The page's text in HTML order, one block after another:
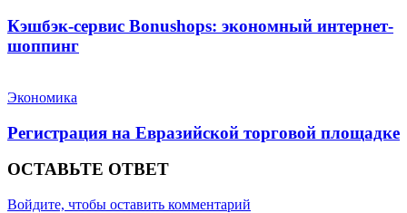
Кэшбэк-сервис Bonushops: экономный интернет-
шоппинг
Экономика
Регистрация на Евразийской торговой площадке
ОСТАВЬТЕ ОТВЕТ
Войдите, чтобы оставить комментарий